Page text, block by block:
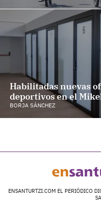
Habilitadas nuevas
deportivos en el
BORJA SÁNCHEZ
ENSANTURTZI.COM EL PERIÓDICO